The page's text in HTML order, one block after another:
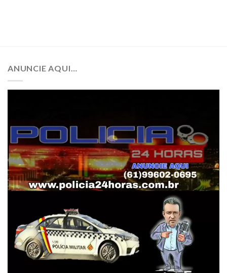
ANUNCIE AQUI…